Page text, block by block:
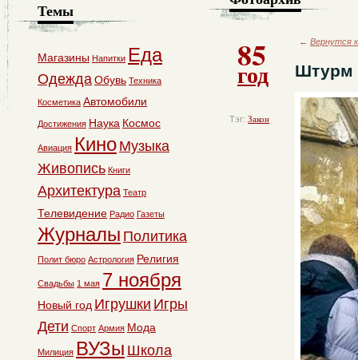
85
год
Тэг: Закон
← Вернутся
Штурм
Темы
Магазины Напитки Еда
ОдеждаОбувь Техника
Косметика Автомобили
Достижения Наука Космос
Авиация Кино Музыка
Живопись Книги
Архитектура Театр
Телевидение Радио Газеты
Журналы Политика
Полит бюро Астрология Религия
Свадьбы 1 мая 7 ноября
Новый год Игрушки Игры
Дети Спорт Армия Мода
Милиция ВУЗы Школа